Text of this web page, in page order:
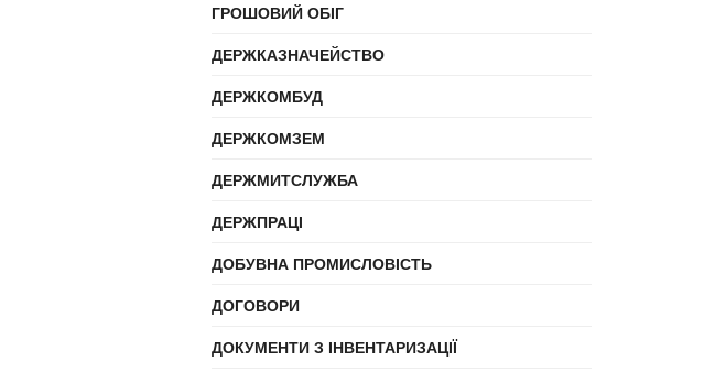
ГРОШОВИЙ ОБІГ
ДЕРЖКАЗНАЧЕЙСТВО
ДЕРЖКОМБУД
ДЕРЖКОМЗЕМ
ДЕРЖМИТСЛУЖБА
ДЕРЖПРАЦІ
ДОБУВНА ПРОМИСЛОВІСТЬ
ДОГОВОРИ
ДОКУМЕНТИ З ІНВЕНТАРИЗАЦІЇ